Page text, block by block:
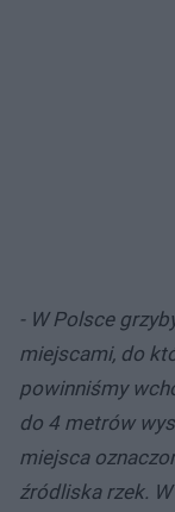
- W Polsce
miejscami, do
powinniśmy
do 4 metrów
miejsca
źródliska rzek.